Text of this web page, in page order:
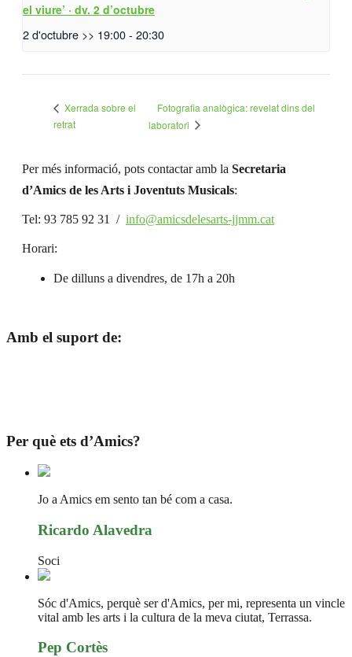
el viure’ · dv. 2 d’octubre
2 d'octubre >> 19:00- 20:30
Xerrada sobre el
retrat
Fotografia analògica: revelat dins del
laboratori
Per més informació, pots contactar amb la Secretaria
d’Amics de les Arts i Joventuts Musicals:
Tel: 93 785 92 31 / info@amicsdelesarts-jjmm.cat
Horari:
De dilluns a divendres, de 17h a 20h
Amb el suport de:
Per què ets d’Amics?
Jo a Amics em sento tan bé com a casa.
Ricardo Alavedra
Soci
Sóc d'Amics, perquè ser d'Amics, per mi, representa un vincle
vital amb les arts i la cultura de la meva ciutat, Terrassa.
Pep Cortès